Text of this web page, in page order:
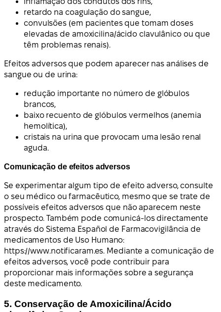
retardo na coagulação do sangue,
convulsões (em pacientes que tomam doses
elevadas de amoxicilina/ácido clavulânico ou que
têm problemas renais).
Efeitos adversos que podem aparecer nas análises de
sangue ou de urina:
redução importante no número de glóbulos
brancos,
baixo recuento de glóbulos vermelhos (anemia
hemolítica),
cristais na urina que provocam uma lesão renal
aguda.
Comunicação de efeitos adversos
Se experimentar algum tipo de efeito adverso, consulte
o seu médico ou farmacêutico, mesmo que se trate de
possíveis efeitos adversos que não aparecem neste
prospecto. Também pode comunicá-los directamente
através do Sistema Español de Farmacovigilância de
medicamentos de Uso Humano:
https://www.notificaram.es. Mediante a comunicação de
efeitos adversos, você pode contribuir para
proporcionar mais informações sobre a segurança
deste medicamento.
5. Conservação de Amoxicilina/Ácido